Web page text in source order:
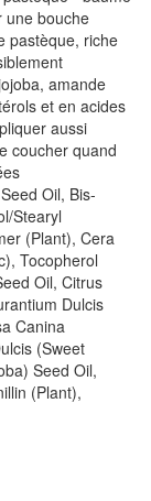
une bouche
pastèque, riche
amande
et en acides
aussi
coucher quand
Oil, Bis-
Stearyl
(Plant), Cera
Tocopherol
Oil, Citrus
Dulcis
Canina
(Sweet
Seed Oil,
(Plant),